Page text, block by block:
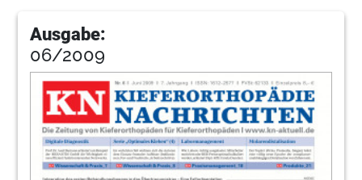
Ausgabe:
06/2009